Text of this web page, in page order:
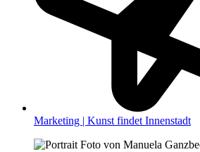
Marketing | Kunst findet Innenstadt